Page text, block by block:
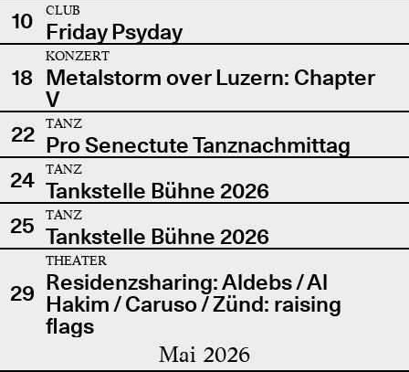
10
CLUB
Friday Psyday
18
KONZERT
Metalstorm over Luzern: Chapter
V
22
TANZ
Pro Senectute Tanznachmittag
24
TANZ
Tankstelle Bühne 2026
25
TANZ
Tankstelle Bühne 2026
29
THEATER
Residenzsharing: Aldebs / Al
Hakim / Caruso / Zünd: raising
flags
Mai 2026